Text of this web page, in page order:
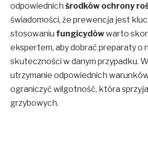
odpowiednich środków ochrony
świadomości, że prewencja jest
stosowaniu fungicydówwarto
ekspertem, aby dobrać preparaty o
skuteczności w danym przypadku.
utrzymanie odpowiednich
ograniczyć wilgotność, która
grzybowych.